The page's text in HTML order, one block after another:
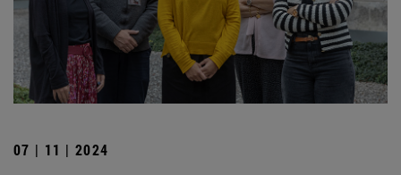
07 | 11 | 2024